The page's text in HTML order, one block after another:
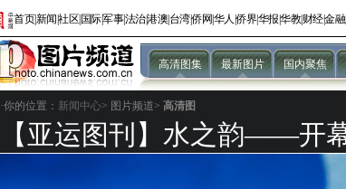
首页|新闻社区 国际|军事|法治|港澳 台湾|侨网 华人 侨界|华报华教|财经|金融|
高清图集 最新图片 国内聚焦
·你的位置： 新闻中心> 图片频道> 高清图
【亚运图刊】水之韵——开